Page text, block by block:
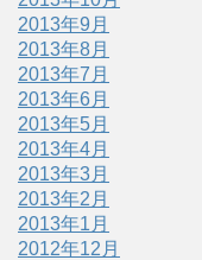
2013年9月
2013年8月
2013年7月
2013年6月
2013年5月
2013年4月
2013年3月
2013年2月
2013年1月
2012年12月